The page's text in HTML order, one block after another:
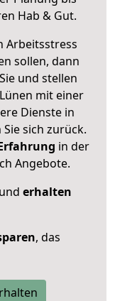
Hab & Gut.
Arbeitsstress
sollen, dann
und stellen
mit einer
Dienste in
sich zurück.
in der
Angebote.
erhalten
, das